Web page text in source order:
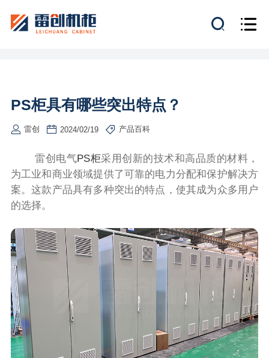
PS柜具有哪些突出特点？
雷创 2024/02/19 产品百科
雷创电气PS柜采用创新的技术和高品质的材料，
为工业和商业领域提供了可靠的电力分配和保护解决方
案。这款产品具有多种突出的特点，使其成为众多用户
的选择。